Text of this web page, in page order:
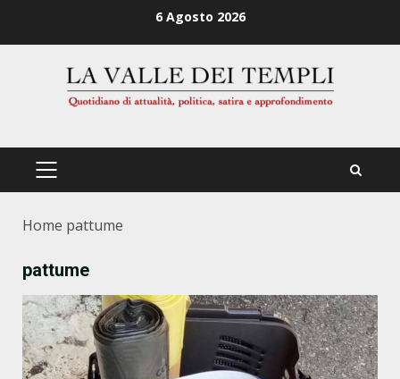
6 Agosto 2026
PRIMÄRES
Home pattume
pattume